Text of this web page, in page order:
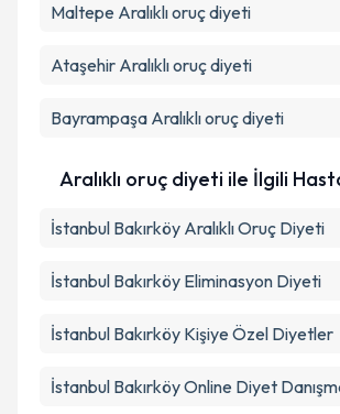
Maltepe Aralıklı oruç diyeti
Ataşehir Aralıklı oruç diyeti
Bayrampaşa Aralıklı oruç diyeti
Aralıklı oruç diyeti ile İlgili
İstanbul Bakırköy Aralıklı Oruç Diyeti
İstanbul Bakırköy Eliminasyon Diyeti
İstanbul Bakırköy Kişiye Özel Diyetler
İstanbul Bakırköy Online Diyet